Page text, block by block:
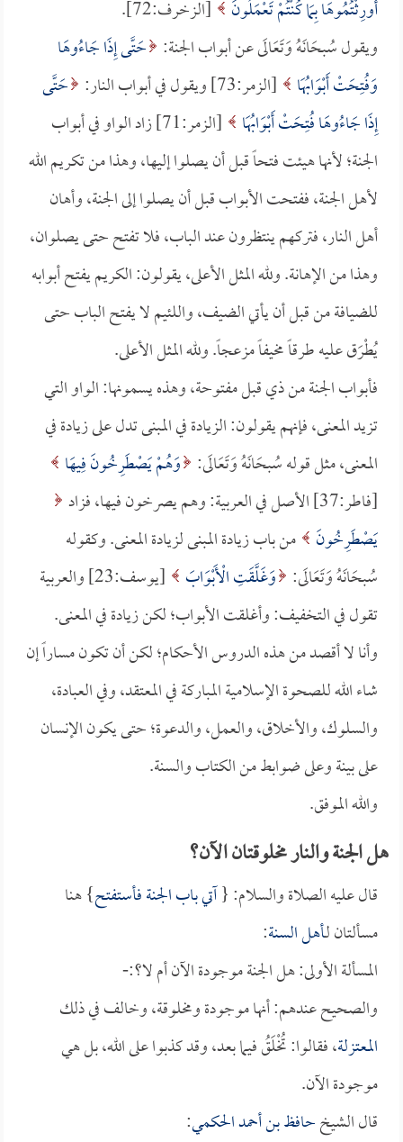
أُورِثْتُمُوهَا بِمَا كُنْتُمْ تَعْمَلُونَ
[الزخرف:72].
ويقول سُبحَانَهُ وَتَعَالَى عن أبواب الجنة: حَتَّى إِذَا جَاءُوهَا
وَفُتِحَتْ أَبْوَابُهَا
[الزمر:73] ويقول في أبواب النار:
حَتَّى
إِذَا جَاءُوهَا فُتِحَتْ أَبْوَابُهَا
[الزمر:71] زاد الواو في أبواب
الجنة؛ لأنها هيئت فتحاً قبل أن يصلوا إليها، وهذا من تكريم الله
لأهل الجنة، ففتحت الأبواب قبل أن يصلوا إلى الجنة، وأهان
أهل النار، فتركهم ينتظرون عند الباب، فلا تفتح حتى يصلوان،
وهذا من الإهانة. ولله المثل الأعلى، يقولون: الكريم يفتح أبوابه
للضيافة من قبل أن يأتي الضيف، واللئيم لا يفتح الباب حتى
يُطْرَق عليه طرقاً مخيفاً مزعجاً. ولله المثل الأعلى.
فأبواب الجنة من ذي قبل مفتوحة، وهذه يسمونها: الواو التي
تزيد المعنى، فإنهم يقولون: الزيادة في المبنى تدل على زيادة في
المعنى، مثل قوله سُبحَانَهُ وَتَعَالَى: وَهُمْ يَصْطَرِخُونَ فِيهَا
[فاطر:37] الأصل في العربية: وهم يصرخون فيها، فزاد
يَصْطَرِخُونَ من باب زيادة المبنى لزيادة المعنى. وكقوله
سُبحَانَهُ وَتَعَالَى: وَغَلَّقَتِ الْأَبْوَابَ
[يوسف:23] والعربية
تقول في التخفيف: وأغلقت الأبواب؛ لكن زيادة في المعنى.
وأنا لا أقصد من هذه الدروس الأحكام؛ لكن أن تكون مساراً إن
شاء الله للصحوة الإسلامية المباركة في المعتقد، وفي العبادة،
والسلوك، والأخلاق، والعمل، والدعوة؛ حتى يكون الإنسان
على بينة وعلى ضوابط من الكتاب والسنة.
والله الموفق.
هل الجنة والنار مخلوقتان الآن؟
قال عليه الصلاة والسلام: {آتي باب الجنة فأستفتح} هنا
مسألتان لـأهل السنة:
المسألة الأولى: هل الجنة موجودة الآن أم لا؟:-
والصحيح عندهم: أنها موجودة ومخلوقة، وخالف في ذلك
المعتزلة، فقالوا: تُخْلَقُ فيما بعد، وقد كذبوا على الله، بل هي
موجودة الآن.
قال الشيخحافظ بن أحمد الحكمي: